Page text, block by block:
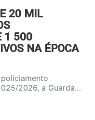
20 MIL
1 500
NA ÉPOCA
2026, a Guarda…